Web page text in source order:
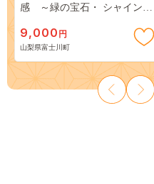
感 ～緑の宝石・ シャインマ
３房） フルーツ 山梨県産 果
物 くだもの シャイン マスカ
ット ぶどう ブドウ 葡萄 大粒
種なし 先行予約 富士川町
10000円 一万円 9000円 九千円
9,000 円
山梨県富士川町